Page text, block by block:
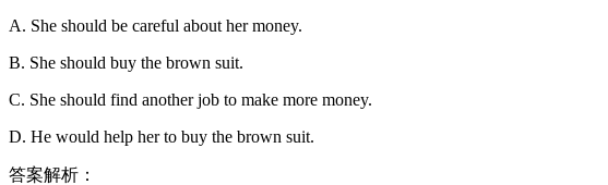
A. She should be careful about her money.
B. She should buy the brown suit.
C. She should find another job to make more money.
D. He would help her to buy the brown suit.
答案解析：